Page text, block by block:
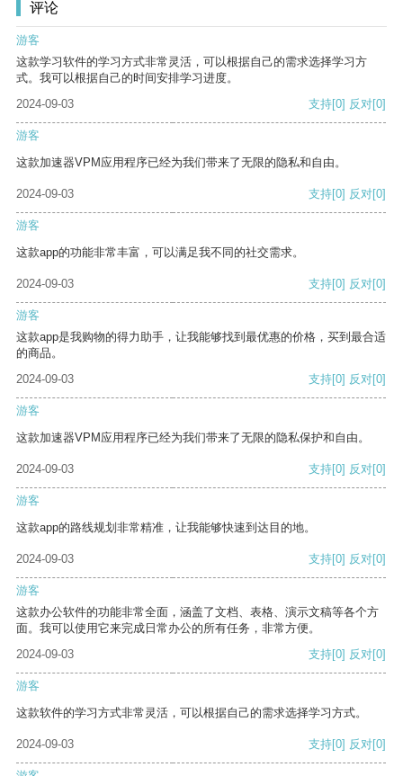
评论
游客
这款学习软件的学习方式非常灵活，可以根据自己的需求选择学习方
式。我可以根据自己的时间安排学习进度。
2024-09-03
支持[0] 反对[0]
游客
这款加速器VPM应用程序已经为我们带来了无限的隐私和自由。
2024-09-03 支持[0] 反对[0]
游客
这款app的功能非常丰富，可以满足我不同的社交需求。
2024-09-03 支持[0] 反对[0]
游客
这款app是我购物的得力助手，让我能够找到最优惠的价格，买到最合适
的商品。
2024-09-03
支持[0] 反对[0]
游客
这款加速器VPM应用程序已经为我们带来了无限的隐私保护和自由。
2024-09-03 支持[0] 反对[0]
游客
这款app的路线规划非常精准，让我能够快速到达目的地。
2024-09-03 支持[0] 反对[0]
游客
这款办公软件的功能非常全面，涵盖了文档、表格、演示文稿等各个方
面。我可以使用它来完成日常办公的所有任务，非常方便。
2024-09-03
支持[0] 反对[0]
游客
这款软件的学习方式非常灵活，可以根据自己的需求选择学习方式。
2024-09-03 支持[0] 反对[0]